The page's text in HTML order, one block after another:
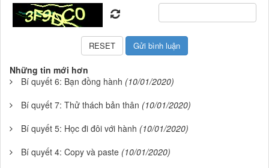
Những tin mới hơn
Bí quyết 6: Bạn đồng hành (10/01/2020)
Bí quyết 7: Thử thách bản thân (10/01/2020)
Bí quyết 5: Học đi đôi với hành (10/01/2020)
Bí quyết 4: Copy và paste (10/01/2020)